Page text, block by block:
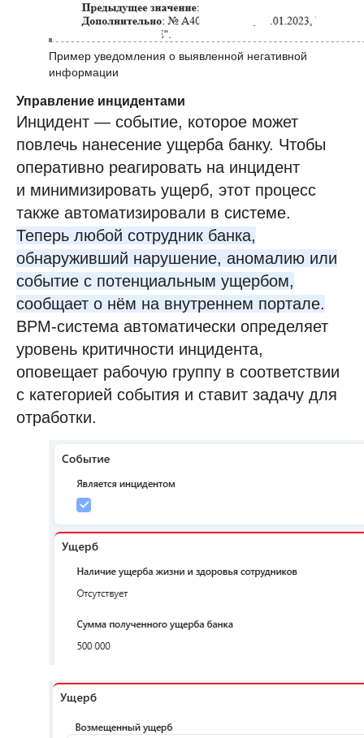
Пример уведомления о выявленной негативной
информации
Управление инцидентами
Инцидент — событие, которое может
повлечь нанесение ущерба банку. Чтобы
оперативно реагировать на инцидент
и минимизировать ущерб, этот процесс
также автоматизировали в системе.
Теперь любой сотрудник банка,
обнаруживший нарушение, аномалию или
событие с потенциальным ущербом,
сообщает о нём на внутреннем портале.
BPM-система автоматически определяет
уровень критичности инцидента,
оповещает рабочую группу в соответствии
с категорией события и ставит задачу для
отработки.